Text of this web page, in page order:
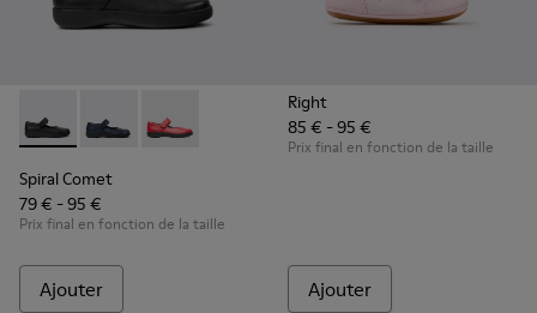
Spiral Comet - 80356-003 - Chaussures en cuir noir pour
Spiral Comet - 80356-031 - Chaussures en cuir bleu
Spiral Comet - 80356-030 - Red
Spiral Comet
79 € - 95 €
Prix final en fonction de la taille
Ajouter
Right
85 € - 95 €
Prix final en fonction de la taille
Ajouter